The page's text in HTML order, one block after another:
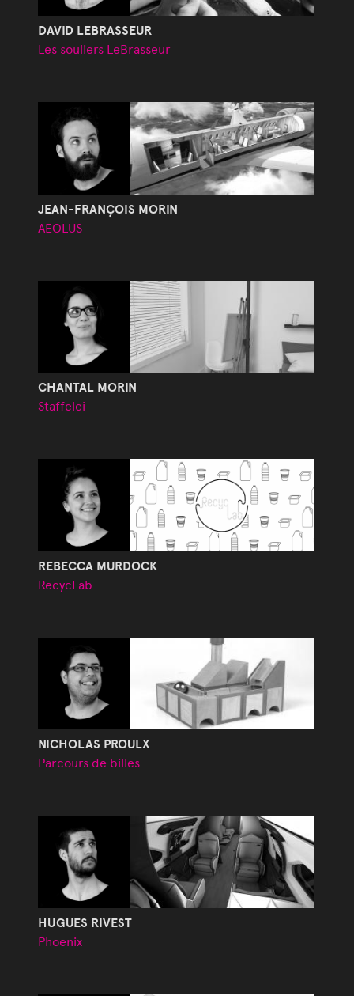
DAVID LEBRASSEUR
Les souliers LeBrasseur
JEAN-FRANÇOIS MORIN
AEOLUS
CHANTAL MORIN
Staffelei
REBECCA MURDOCK
RecycLab
NICHOLAS PROULX
Parcours de billes
HUGUES RIVEST
Phoenix